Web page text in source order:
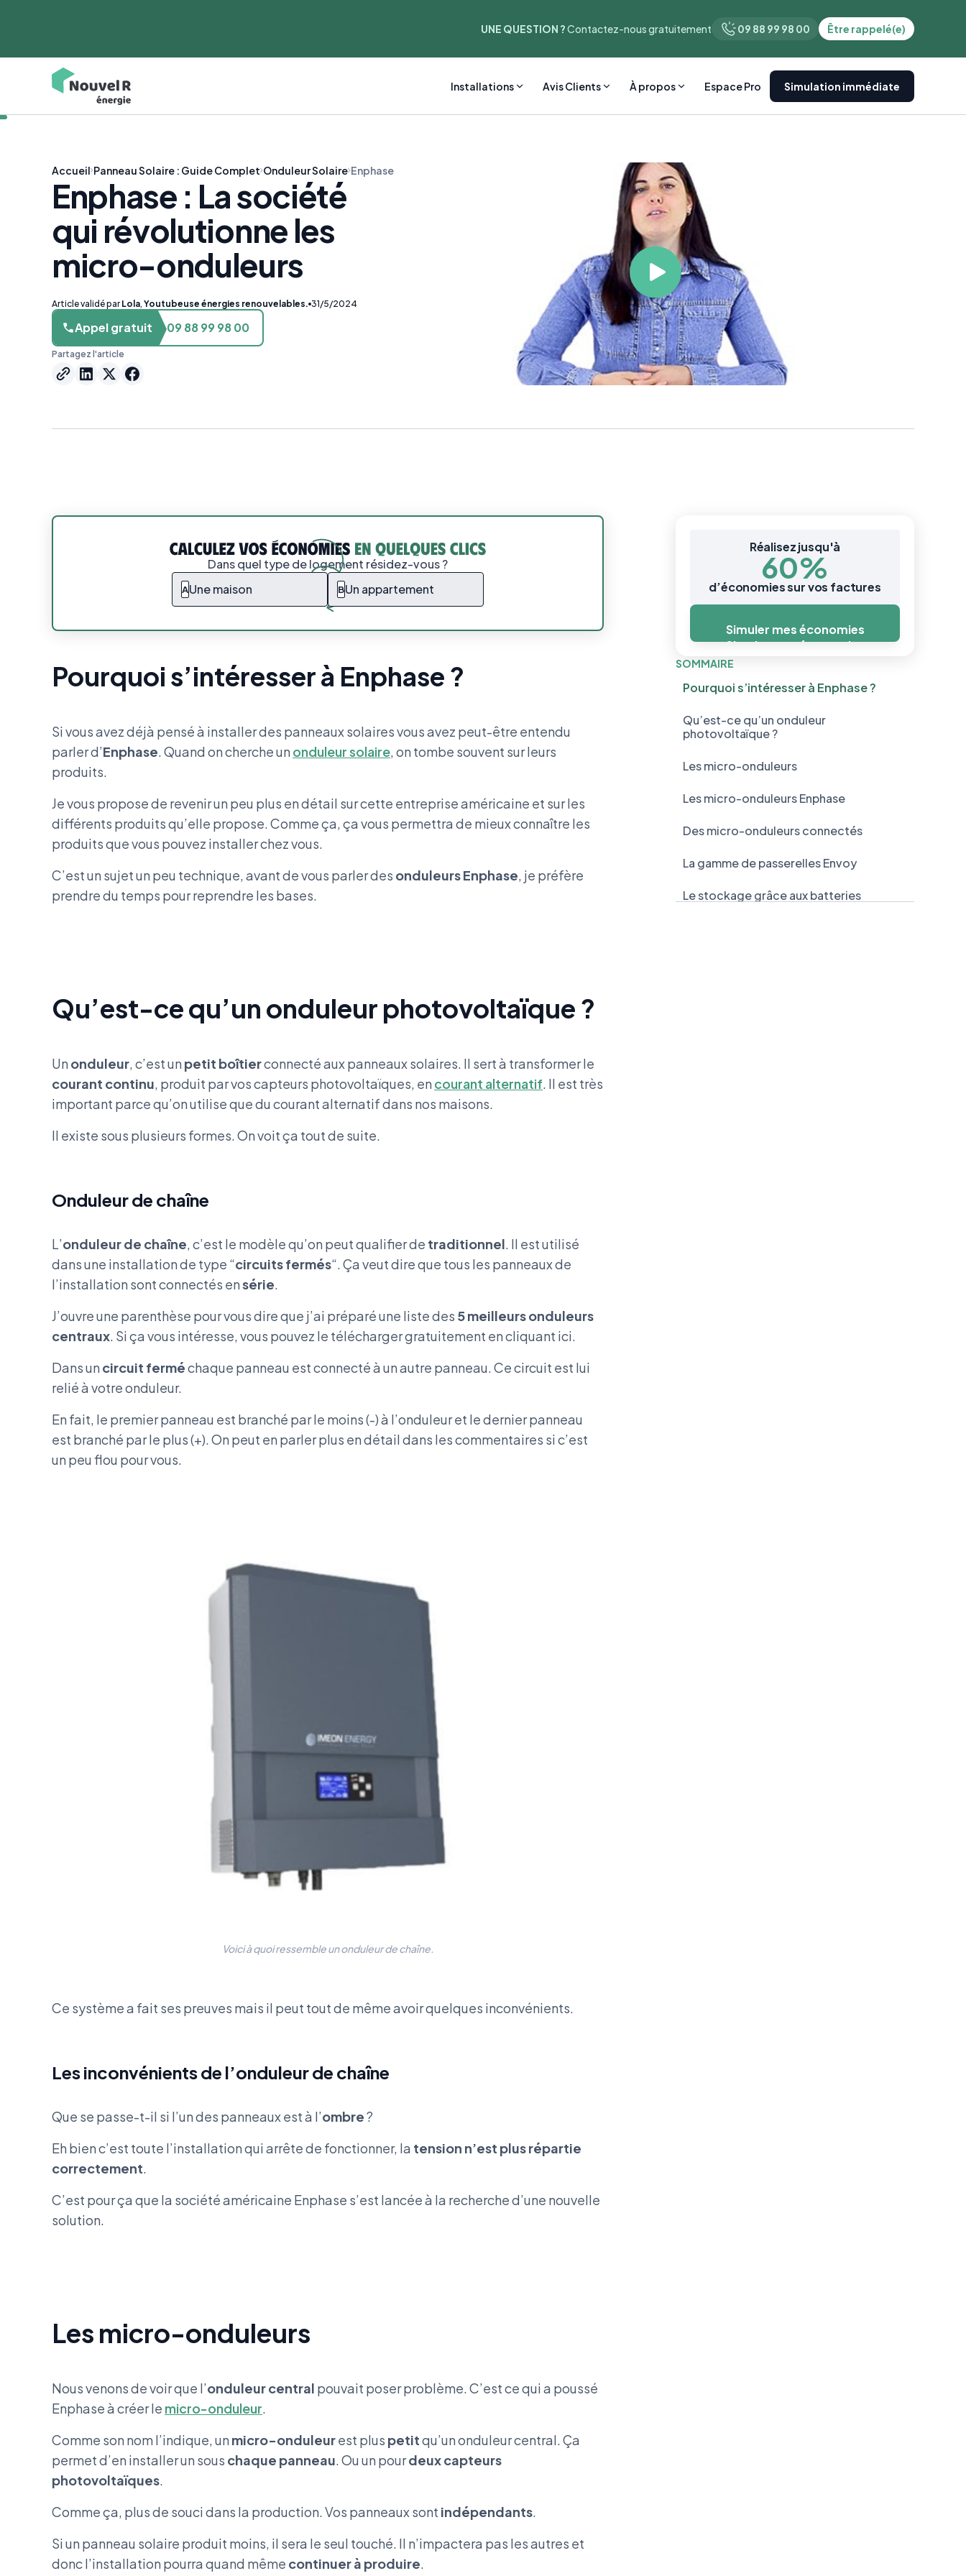
UNE QUESTION ?Contactez-nous gratuitement 09 88 99 98 00 Être rappelé(e)
Installations Avis Clients À propos Espace Pro Simulation immédiate
Accueil Panneau Solaire : Guide Complet Onduleur Solaire Enphase
Enphase : La société
qui révolutionne les
micro-onduleurs
Article validé par Lola, Youtubeuse énergies renouvelables. 31/5/2024
Appel gratuit 09 88 99 98 00
Partagez l'article
Dans quel type de logement résidez-vous ?
AUne maison BUn appartement
Pourquoi s’intéresser à Enphase ?
Si vous avez déjà pensé à installer des panneaux solaires vous avez peut-être entendu
parler d’Enphase. Quand on cherche un onduleur solaire, on tombe souvent sur leurs
produits.
Je vous propose de revenir un peu plus en détail sur cette entreprise américaine et sur les
différents produits qu’elle propose. Comme ça, ça vous permettra de mieux connaître les
produits que vous pouvez installer chez vous.
C’est un sujet un peu technique, avant de vous parler des onduleurs Enphase, je préfère
prendre du temps pour reprendre les bases.
Qu’est-ce qu’un onduleur photovoltaïque ?
Un onduleur, c’est un petit boîtierconnecté aux panneaux solaires. Il sert à transformer le
courant continu, produit par vos capteurs photovoltaïques, en courant alternatif. Il est très
important parce qu’on utilise que du courant alternatif dans nos maisons.
Il existe sous plusieurs formes. On voit ça tout de suite.
Onduleur de chaîne
L’onduleur de chaîne, c’est le modèle qu’on peut qualifier de traditionnel. Il est utilisé
dans une installation de type “circuits fermés“. Ça veut dire que tous les panneaux de
l’installation sont connectés ensérie.
J’ouvre une parenthèse pour vous dire que j’ai préparé une liste des 5 meilleurs onduleurs
centraux. Si ça vous intéresse, vous pouvez le télécharger gratuitement en cliquant ici.
Dans un circuit ferméchaque panneau est connecté à un autre panneau. Ce circuit est lui
relié à votre onduleur.
En fait, le premier panneau est branché par le moins (-) à l’onduleur et le dernier panneau
est branché par le plus (+). On peut en parler plus en détail dans les commentaires si c’est
un peu flou pour vous.
Voici à quoi ressemble un onduleur de chaîne.
Ce système a fait ses preuves mais il peut tout de même avoir quelques inconvénients.
Les inconvénients de l’onduleur de chaîne
Que se passe-t-il si l’un des panneaux est à l’ombre?
Eh bien c’est toute l’installation qui arrête de fonctionner, la tension n’est plus répartie
correctement.
C’est pour ça que la société américaine Enphase s’est lancée à la recherche d’une nouvelle
solution.
Les micro-onduleurs
Nous venons de voir que l’onduleur central pouvait poser problème. C’est ce qui a poussé
Enphase à créer le micro-onduleur.
Comme son nom l’indique, un micro-onduleurest plus petitqu’un onduleur central. Ça
permet d’en installer un sous chaque panneau. Ou un pourdeux capteurs
photovoltaïques.
Comme ça, plus de souci dans la production. Vos panneaux sont indépendants.
Si un panneau solaire produit moins, il sera le seul touché. Il n’impactera pas les autres et
donc l’installation pourra quand même continuer à produire.
Réalisez jusqu'à
60%
d’économies sur vos factures
Simuler mes économies
Simuler mes économies
SOMMAIRE
Pourquoi s’intéresser à Enphase ?
Qu’est-ce qu’un onduleur
photovoltaïque ?
Les micro-onduleurs
Les micro-onduleurs Enphase
Des micro-onduleurs connectés
La gamme de passerelles Envoy
Le stockage grâce aux batteries